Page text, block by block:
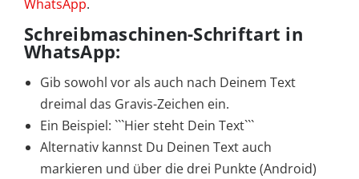
WhatsApp.
Schreibmaschinen-Schriftart in
WhatsApp:
Gib sowohl vor als auch nach Deinem Text
dreimal das Gravis-Zeichen ein.
Ein Beispiel: ```Hier steht Dein Text```
Alternativ kannst Du Deinen Text auch
markieren und über die drei Punkte (Android)